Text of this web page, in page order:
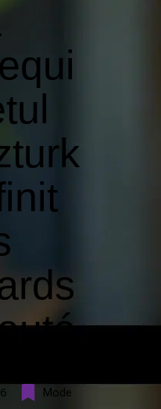
Mode